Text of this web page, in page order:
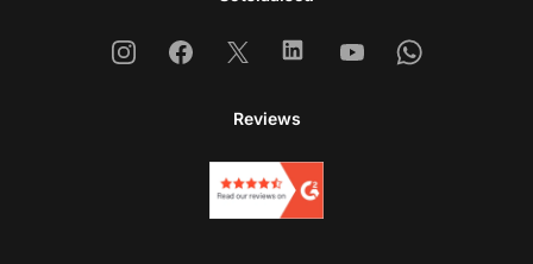
InstagramFacebook
X LinkedinYoutubeWhatsapp
Reviews